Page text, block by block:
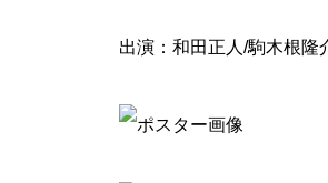
出演：和田正人/駒木根隆